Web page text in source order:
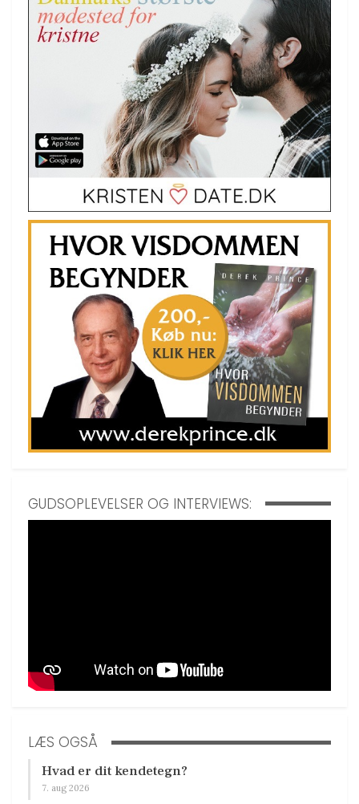
GUDSOPLEVELSER OG INTERVIEWS:
LÆS OGSÅ
Hvad er dit kendetegn?
7. aug 2026